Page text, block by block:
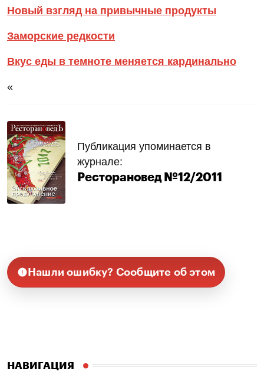
Новый взгляд на привычные продукты
Заморские редкости
Вкус еды в темноте меняется кардинально
«
Публикация упоминается в
журнале:
Ресторановед №12/2011
Нашли ошибку? Сообщите об этом
НАВИГАЦИЯ